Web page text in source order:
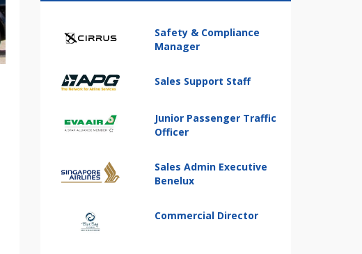
Safety & Compliance
Manager
Sales Support Staff
Junior Passenger Traffic
Officer
Sales Admin Executive
Benelux
Commercial Director